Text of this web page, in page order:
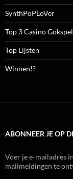
SynthPoPLoVer
Top 3 Casino
Top Lijsten
Winnen!?
ABONNEER JE OP
Voer je e-mailadres
mailmeldingen te